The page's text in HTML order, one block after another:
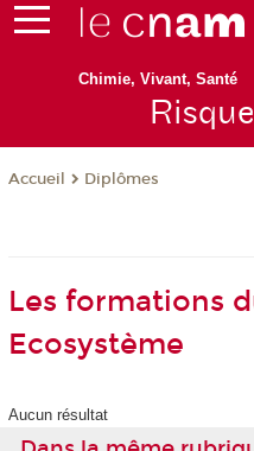
Chimie, Vivant, Santé
Accueil Diplômes
Les formations
Ecosystème
Aucun résultat